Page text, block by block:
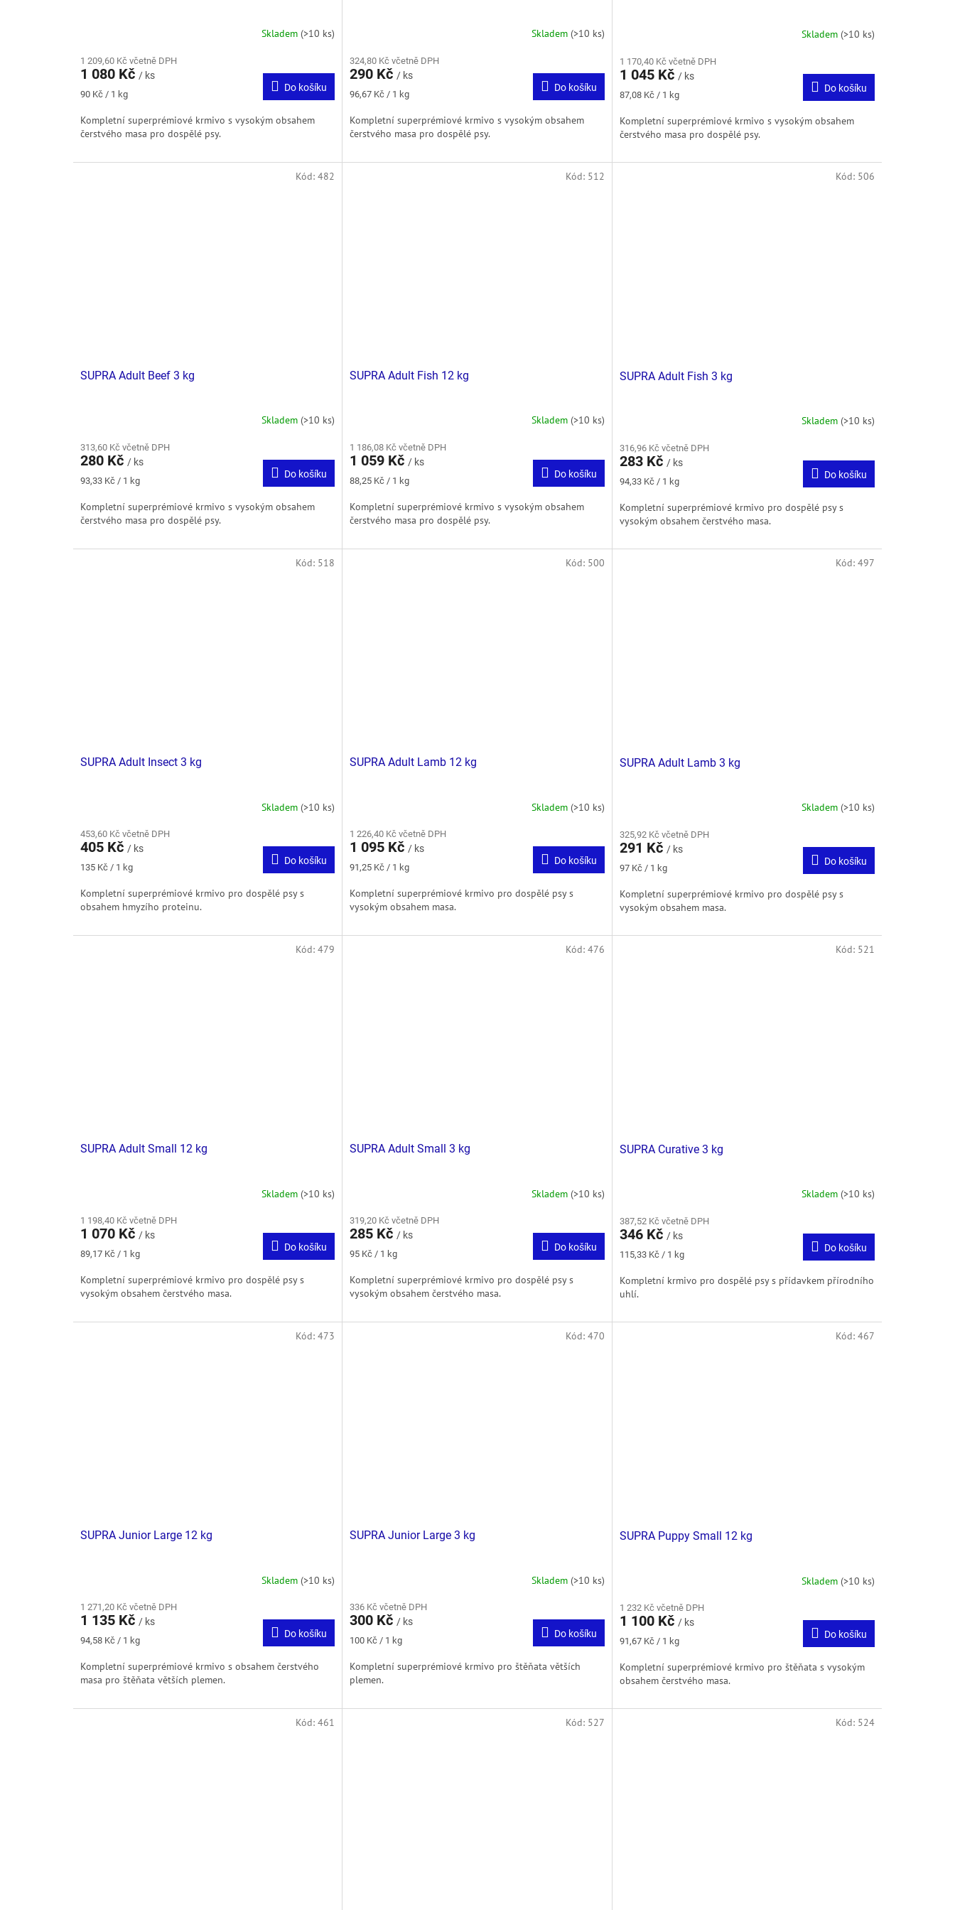
Skladem(>10 ks)
1 209,60 Kč včetně DPH
1 080 Kč / ks
Měrná
90 Kč / 1 kg
Do košíku
Kompletní superprémiové krmivo s vysokým obsahem
čerstvého masa pro dospělé psy.
Skladem (>10 ks)
324,80 Kč včetně DPH
290 Kč / ks
Měrná
96,67 Kč / 1 kg
Do košíku
Kompletní superprémiové krmivo s vysokým obsahem
čerstvého masa pro dospělé psy.
Skladem (>10 ks)
1 170,40 Kč včetně DPH
1 045 Kč / ks
Měrná
87,08 Kč / 1 kg
Do košíku
Kompletní superprémiové krmivo s vysokým obsahem
čerstvého masa pro dospělé psy.
SUPRA Adult Beef 3 kg
Skladem(>10 ks)
313,60 Kč včetně DPH
280 Kč / ks
Měrná
93,33 Kč / 1 kg
Do košíku
Kompletní superprémiové krmivo s vysokým obsahem
čerstvého masa pro dospělé psy.
Kód:482
SUPRA Adult Fish 12 kg
Skladem (>10 ks)
1 186,08 Kč včetně DPH
1 059 Kč/ ks
Měrná
88,25 Kč / 1 kg
Do košíku
Kompletní superprémiové krmivo s vysokým obsahem
čerstvého masa pro dospělé psy.
Kód: 512
SUPRA Adult Fish 3 kg
Skladem (>10 ks)
316,96 Kč včetně DPH
283 Kč / ks
Měrná
94,33 Kč / 1 kg
Do košíku
Kompletní superprémiové krmivo pro dospělé psy s
vysokým obsahem čerstvého masa.
Kód: 506
SUPRA Adult Insect 3 kg
Skladem(>10 ks)
453,60 Kč včetně DPH
405 Kč / ks
Měrná
135 Kč / 1 kg
Do košíku
Kompletní superprémiové krmivo pro dospělé psy s
obsahem hmyzího proteinu.
Kód: 518
SUPRA Adult Lamb 12 kg
Skladem (>10 ks)
1 226,40 Kč včetně DPH
1 095 Kč/ ks
Měrná
91,25 Kč / 1 kg
Do košíku
Kompletní superprémiové krmivo pro dospělé psy s
vysokým obsahem masa.
Kód: 500
SUPRA Adult Lamb 3 kg
Skladem (>10 ks)
325,92 Kč včetně DPH
291 Kč / ks
Měrná
97 Kč / 1 kg
Do košíku
Kompletní superprémiové krmivo pro dospělé psy s
vysokým obsahem masa.
Kód: 497
SUPRA Adult Small 12 kg
Skladem(>10 ks)
1 198,40 Kč včetně DPH
1 070 Kč / ks
Měrná
89,17 Kč / 1 kg
Do košíku
Kompletní superprémiové krmivo pro dospělé psy s
vysokým obsahem čerstvého masa.
Kód:479
SUPRA Adult Small 3 kg
Skladem (>10 ks)
319,20 Kč včetně DPH
285 Kč/ ks
Měrná
95 Kč / 1 kg
Do košíku
Kompletní superprémiové krmivo pro dospělé psy s
vysokým obsahem čerstvého masa.
Kód: 476
SUPRA Curative 3 kg
Skladem (>10 ks)
387,52 Kč včetně DPH
346 Kč / ks
Měrná
115,33 Kč / 1 kg
Do košíku
Kompletní krmivo pro dospělé psy s přídavkem přírodního
uhlí.
Kód: 521
SUPRA Junior Large 12 kg
Skladem(>10 ks)
1 271,20 Kč včetně DPH
1 135 Kč / ks
Měrná
94,58 Kč / 1 kg
Do košíku
Kompletní superprémiové krmivo s obsahem čerstvého
masa pro štěňata větších plemen.
Kód:473
SUPRA Junior Large 3 kg
Skladem (>10 ks)
336 Kč včetně DPH
300 Kč/ ks
Měrná
100 Kč / 1 kg
Do košíku
Kompletní superprémiové krmivo pro štěňata větších
plemen.
Kód: 470
SUPRA Puppy Small 12 kg
Skladem (>10 ks)
1 232 Kč včetně DPH
1 100 Kč / ks
Měrná
91,67 Kč / 1 kg
Do košíku
Kompletní superprémiové krmivo pro štěňata s vysokým
obsahem čerstvého masa.
Kód: 467
Kód:461 Kód: 527 Kód: 524